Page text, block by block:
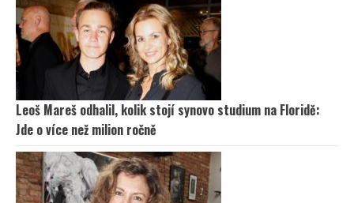
Leoš Mareš odhalil, kolik stojí synovo studium na Floridě:
Jde o více než milion ročně